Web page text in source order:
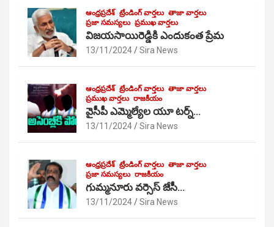
ఆంధ్రప్రదేశ్ ట్రేండింగ్ వార్తలు తాజా వార్తలు
ప్రజా సమస్యలు ప్రముఖ వార్తలు
విజయసాయిరెడ్డికి ఎందుకంత ప్రేమ
13/11/2024 Sira News
ఆంధ్రప్రదేశ్ ట్రేండింగ్ వార్తలు తాజా వార్తలు
ప్రముఖ వార్తలు రాజకీయం
వైసీపీ ఎమ్మెల్యేల యూ టర్న్…
13/11/2024 Sira News
ఆంధ్రప్రదేశ్ ట్రేండింగ్ వార్తలు తాజా వార్తలు
ప్రజా సమస్యలు రాజకీయం
గుమ్మనూరు వర్సెస్ జేసీ…
13/11/2024 Sira News